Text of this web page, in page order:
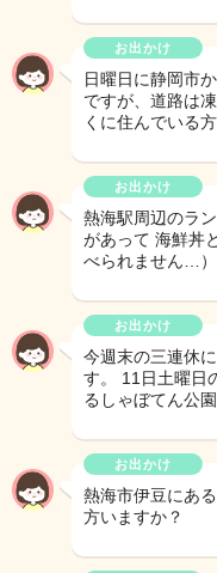
お出かけ
日曜日に静岡市
ですが、道路は
くに住んでいる
お出かけ
熱海駅周辺のラ
があって 海鮮丼
べられません…
お出かけ
今週末の三連休
す。 11日土曜日
るしゃぼてん公
お出かけ
熱海市伊豆にあ
方いますか？